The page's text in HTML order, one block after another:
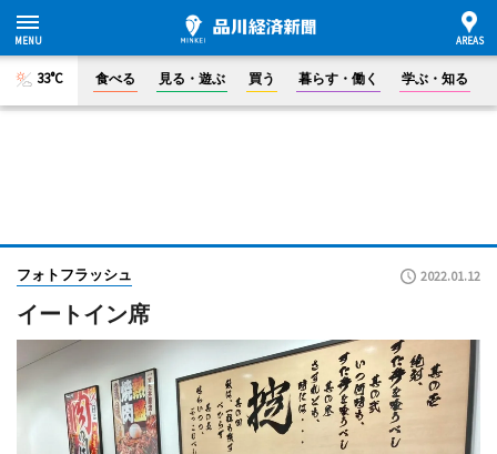
33°C 食べる 見る・遊ぶ 買う 暮らす・働く 学ぶ・知る
フォトフラッシュ 2022.01.12
イートイン席